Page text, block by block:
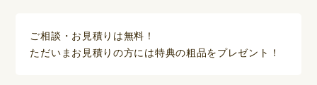
ご相談・お見積りは無料！
ただいまお見積りの方には特典の粗品をプレゼント！